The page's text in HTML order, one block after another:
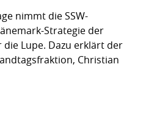
nimmt die SSW-
Strategie der
Lupe. Dazu erklärt der
Christian